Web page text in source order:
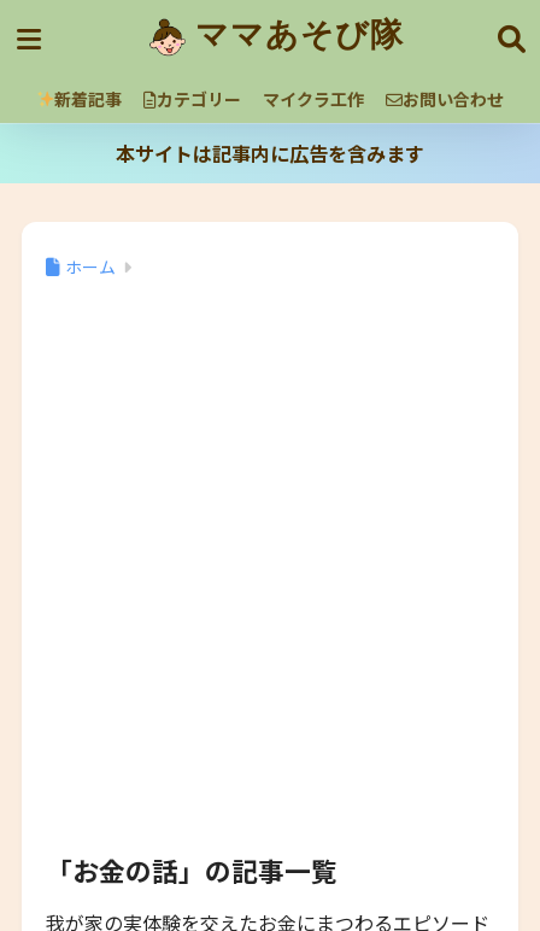
ママあそび隊
新着記事 カテゴリー マイクラ工作 お問い合わせ
本サイトは記事内に広告を含みます
ホーム
「お金の話」の記事一覧
我が家の実体験を交えたお金にまつわるエピソード